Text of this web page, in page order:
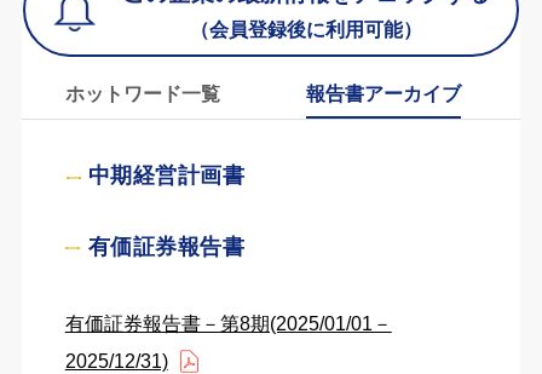
（会員登録後に利用可能）
ホットワード一覧 報告書アーカイブ
中期経営計画書
有価証券報告書
有価証券報告書－第8期(2025/01/01－
2025/12/31)